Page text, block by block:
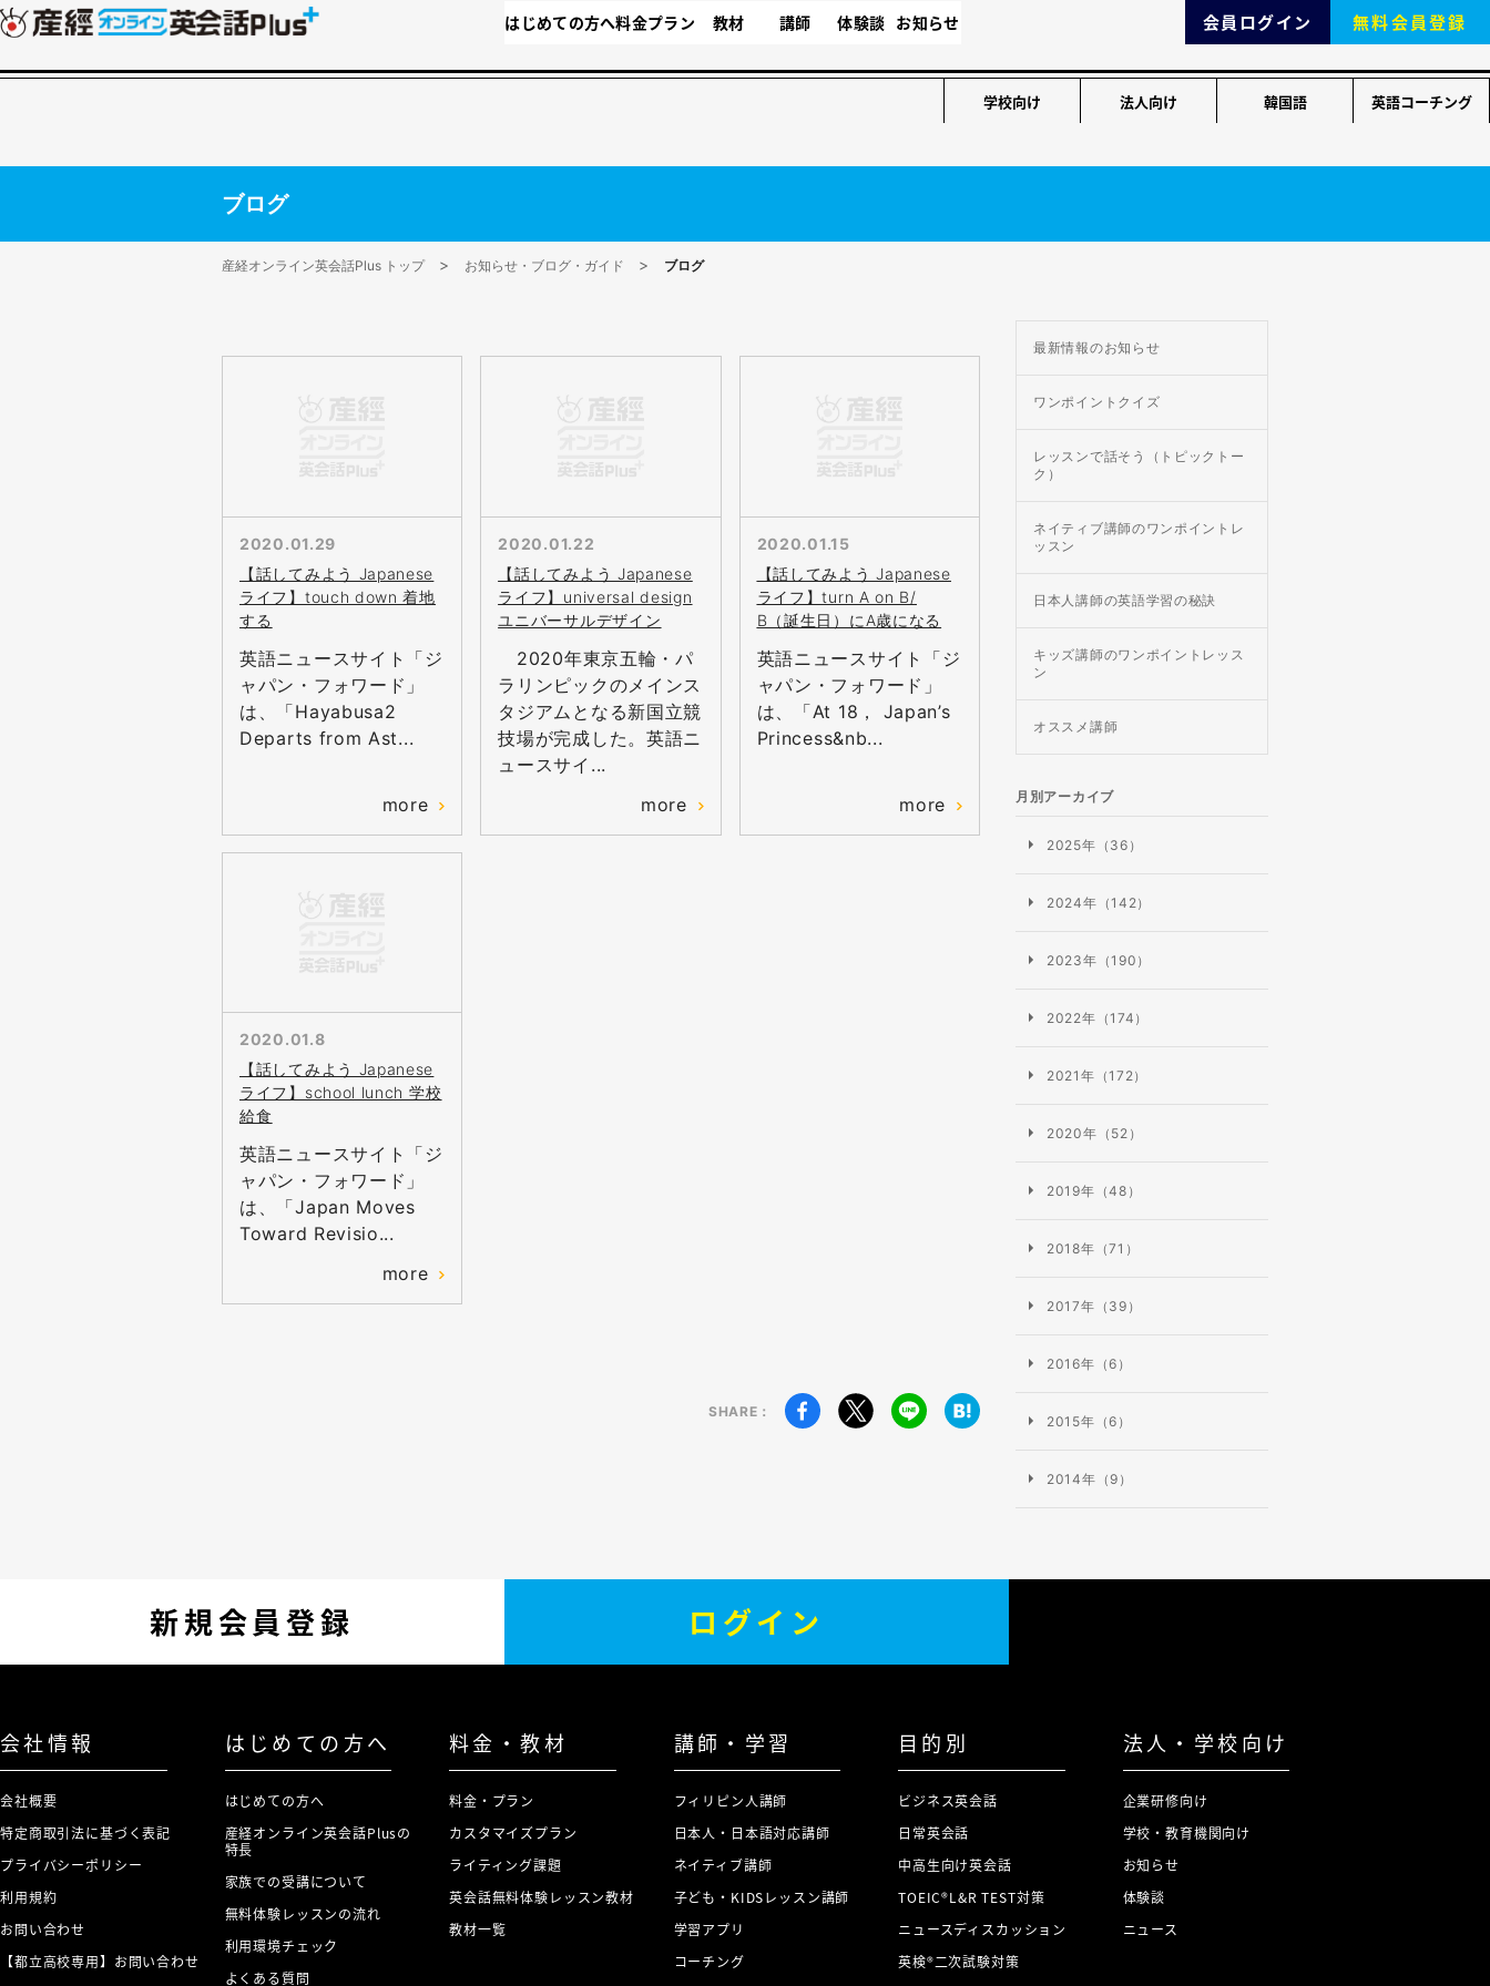
はじめての方へ料金プラン 教材 講師 体験談 お知らせ 会員ログイン 無料会員登録
学校向け 法人向け 韓国語 英語コーチング
ブログ
産経オンライン英会話Plus トップ お知らせ・ブログ・ガイド ブログ
2020.01.29
【話してみよう Japanese
ライフ】touch down 着地
する
英語ニュースサイト「ジ
ャパン・フォワード」
は、「Hayabusa2
Departs from Ast...
more
2020.01.22
【話してみよう Japanese
ライフ】universal design
ユニバーサルデザイン
2020年東京五輪・パ
ラリンピックのメインス
タジアムとなる新国立競
技場が完成した。英語ニ
ュースサイ...
more
2020.01.15
【話してみよう Japanese
ライフ】turn A on B/
B（誕生日）にA歳になる
英語ニュースサイト「ジ
ャパン・フォワード」
は、「At 18， Japan’s
Princess&nb...
more
2020.01.8
【話してみよう Japanese
ライフ】school lunch 学校
給食
英語ニュースサイト「ジ
ャパン・フォワード」
は、「Japan Moves
Toward Revisio...
more
SHARE：
最新情報のお知らせ
ワンポイントクイズ
レッスンで話そう（トピックトー
ク）
ネイティブ講師のワンポイントレ
ッスン
日本人講師の英語学習の秘訣
キッズ講師のワンポイントレッス
ン
オススメ講師
月別アーカイブ
2025年（36）
2024年（142）
2023年（190）
2022年（174）
2021年（172）
2020年（52）
2019年（48）
2018年（71）
2017年（39）
2016年（6）
2015年（6）
2014年（9）
新規会員登録 ログイン
会社情報
会社概要
特定商取引法に基づく表記
プライバシーポリシー
利用規約
お問い合わせ
【都立高校専用】お問い合わせ
はじめての方へ
はじめての方へ
産経オンライン英会話Plusの
特長
家族での受講について
無料体験レッスンの流れ
利用環境チェック
よくある質問
料金・教材
料金・プラン
カスタマイズプラン
ライティング課題
英会話無料体験レッスン教材
教材一覧
講師・学習
フィリピン人講師
日本人・日本語対応講師
ネイティブ講師
子ども・KIDSレッスン講師
学習アプリ
コーチング
目的別
ビジネス英会話
日常英会話
中高生向け英会話
TOEIC®L&R TEST対策
ニュースディスカッション
英検®二次試験対策
法人・学校向け
企業研修向け
学校・教育機関向け
お知らせ
体験談
ニュース